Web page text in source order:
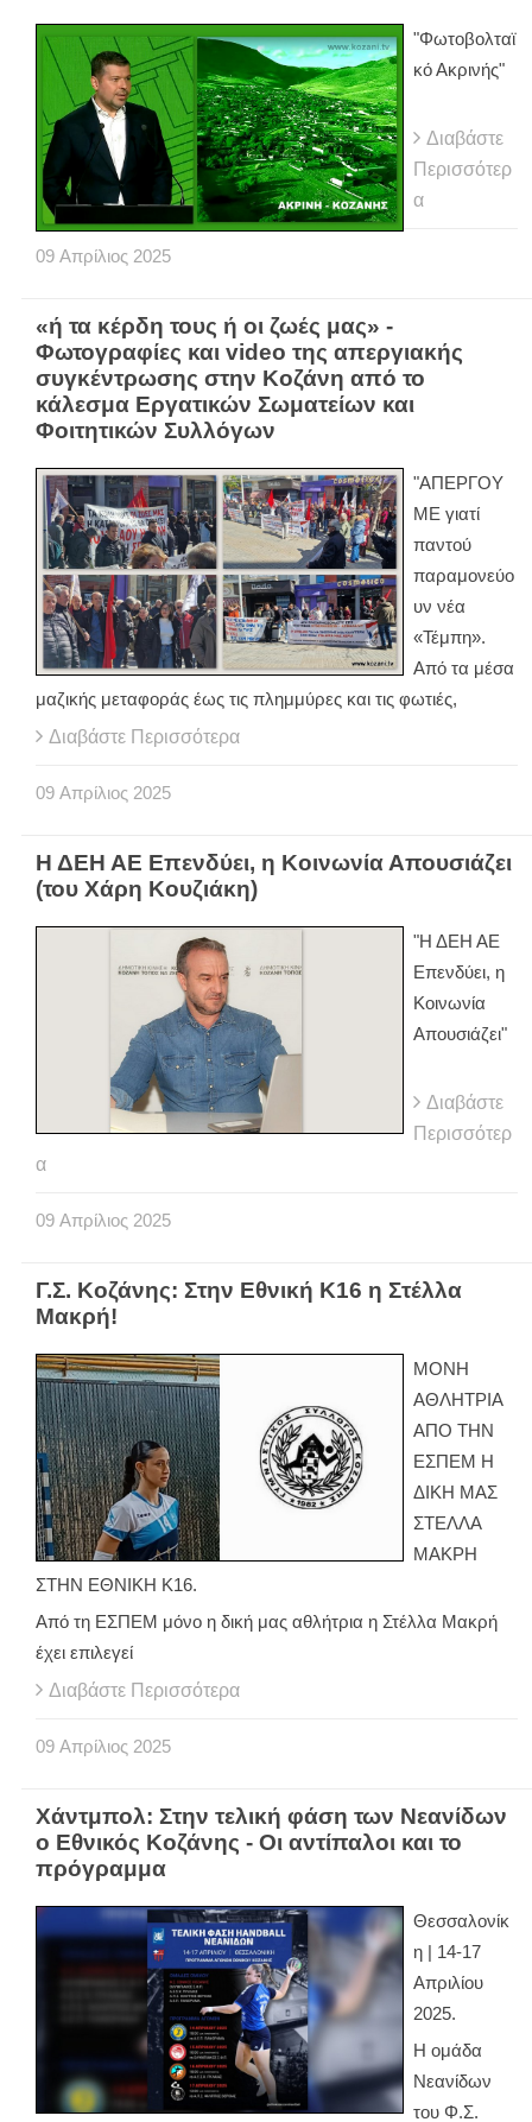
"Φωτοβολταϊ
κό Ακρινής"
Διαβάστε
Περισσότερ
α
09 Απρίλιος 2025
«ή τα κέρδη τους ή οι ζωές μας» -
Φωτογραφίες και video της απεργιακής
συγκέντρωσης στην Κοζάνη από το
κάλεσμα Εργατικών Σωματείων και
Φοιτητικών Συλλόγων
"ΑΠΕΡΓΟΥ
ΜΕ γιατί
παντού
παραμονεύο
υν νέα
«Τέμπη».
Από τα μέσα
μαζικής μεταφοράς έως τις πλημμύρες και τις φωτιές,
Διαβάστε Περισσότερα
09 Απρίλιος 2025
Η ΔΕΗ ΑΕ Επενδύει, η Κοινωνία Απουσιάζει
(του Χάρη Κουζιάκη)
"Η ΔΕΗ ΑΕ
Επενδύει, η
Κοινωνία
Απουσιάζει"
Διαβάστε
Περισσότερ
α
09 Απρίλιος 2025
Γ.Σ. Κοζάνης: Στην Εθνική Κ16 η Στέλλα
Μακρή!
ΜΟΝΗ
ΑΘΛΗΤΡΙΑ
ΑΠΟ ΤΗΝ
ΕΣΠΕΜ Η
ΔΙΚΗ ΜΑΣ
ΣΤΕΛΛΑ
ΜΑΚΡΗ
ΣΤΗΝ ΕΘΝΙΚΗ Κ16.
Από τη ΕΣΠΕΜ μόνο η δική μας αθλήτρια η Στέλλα Μακρή
έχει επιλεγεί
Διαβάστε Περισσότερα
09 Απρίλιος 2025
Χάντμπολ: Στην τελική φάση των Νεανίδων
ο Εθνικός Κοζάνης - Οι αντίπαλοι και το
πρόγραμμα
Θεσσαλονίκ
η | 14-17
Απριλίου
2025.
Η ομάδα
Νεανίδων
του Φ.Σ.